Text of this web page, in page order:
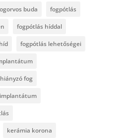
buda fogpótlás
fogpótlás híddal
fogpótlás lehetőségei
hiányzó fog
implantátum
kerámia korona